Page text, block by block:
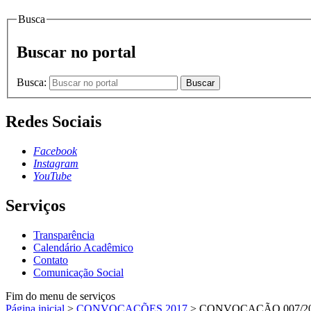
Busca
Buscar no portal
Busca: Buscar
Redes Sociais
Facebook
Instagram
YouTube
Serviços
Transparência
Calendário Acadêmico
Contato
Comunicação Social
Fim do menu de serviços
Página inicial > CONVOCAÇÕES 2017 > CONVOCAÇÃO 007/